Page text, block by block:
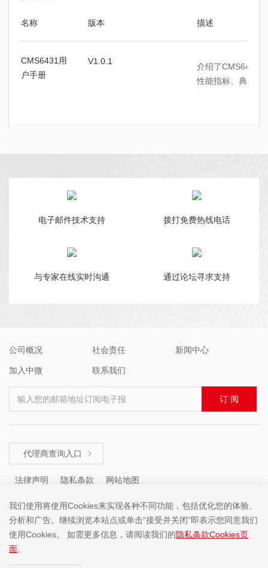
名称 版本 描述
CMS6431用
户手册
V1.0.1
介绍了CMS6431
性能指标、典型应
电子邮件技术支持 拨打免费热线电话
与专家在线实时沟通 通过论坛寻求支持
公司概况 社会责任 新闻中心
加入中微 联系我们
输入您的邮箱地址订阅电子报 订 阅
代理商查询入口 
法律声明 隐私条款 网站地图
咨询热线 ： +86 (755) 8671 5143
我们使用将使用Cookies来实现各种不同功能，包括优化您的体验、
分析和广告。继续浏览本站点或单击“接受并关闭”即表示您同意我们
使用Cookies。 如需更多信息，请阅读我们的隐私条款Cookies页
面。